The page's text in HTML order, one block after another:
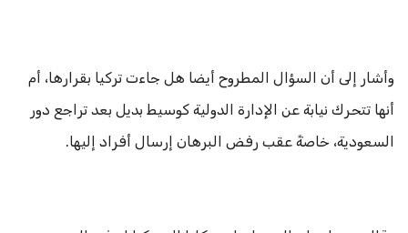
وأشار إلى أن السؤال المطروح أيضا هل جاءت تركيا بقرارها، أم
أنها تتحرك نيابة عن الإدارة الدولية كوسيط بديل بعد تراجع دور
السعودية، خاصةً عقب رفض البرهان إرسال أفراد إليها.